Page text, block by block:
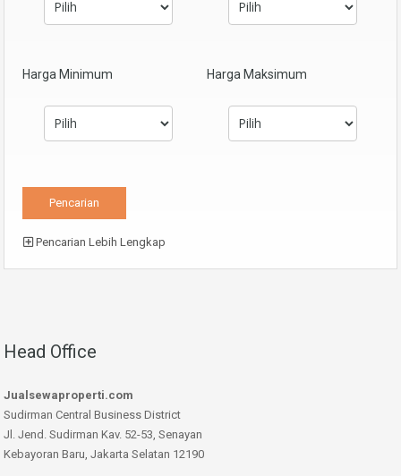
Harga Minimum Harga Maksimum
Pencarian Lebih Lengkap
Head Office
Jualsewaproperti.com
Sudirman Central Business District
Jl. Jend. Sudirman Kav. 52-53, Senayan
Kebayoran Baru, Jakarta Selatan 12190